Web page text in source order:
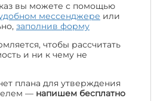
вы можете с помощью
мессенджере или
заполнив форму
чтобы рассчитать
и ни к чему не
плана для утверждения
— напишем бесплатно